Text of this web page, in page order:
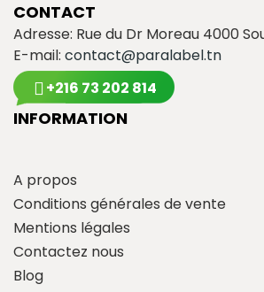
CONTACT
Adresse: Rue du Dr Moreau 4000
E-mail: contact@paralabel.tn
+216 73 202 814
INFORMATION
A propos
Conditions générales de vente
Mentions légales
Contactez nous
Blog